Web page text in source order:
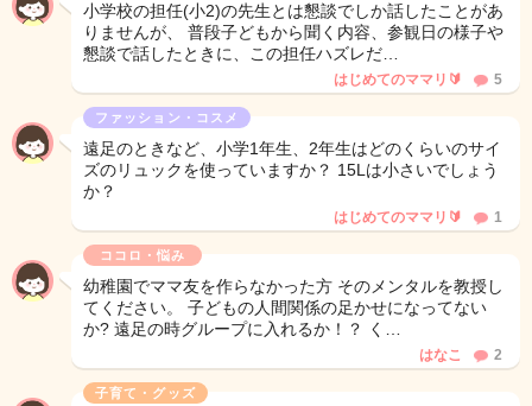
小学校の担任(小2)の先生とは懇談でしか話したことがあ
りませんが、 普段子どもから聞く内容、参観日の様子や
懇談で話したときに、この担任ハズレだ…
はじめてのママリ🔰 5
ファッション・コスメ
遠足のときなど、小学1年生、2年生はどのくらいのサイ
ズのリュックを使っていますか？ 15Lは小さいでしょう
か？
はじめてのママリ🔰 1
ココロ・悩み
幼稚園でママ友を作らなかった方 そのメンタルを教授し
てください。 子どもの人間関係の足かせになってない
か? 遠足の時グループに入れるか！？ く…
はなこ 2
子育て・グッズ